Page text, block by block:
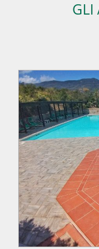
GLI